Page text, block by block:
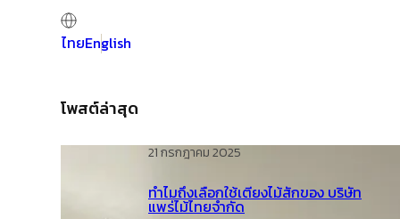
English
ไทย
โพสต์ล่าสุด
21 กรกฎาคม 2025
ทำไมถึงเลือกใช้เตียงไม้สักของ บริษัท
แพร่ไม้ไทยจำกัด